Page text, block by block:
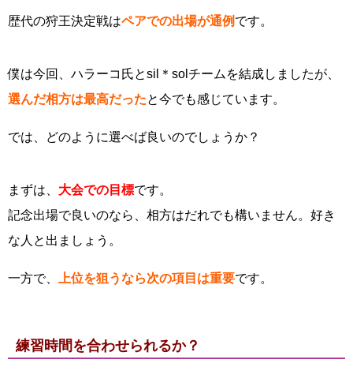
歴代の狩王決定戦はペアでの出場が通例 です。
僕は今回、ハラーコ氏とsil＊solチームを結成しましたが、
選んだ相方は最高だったと今でも感じています。
では、どのように選べば良いのでしょうか？
まずは、 大会での目標です。
記念出場で良いのなら、相方はだれでも構いません。好き
な人と出ましょう。
一方で、 上位を狙うなら次の項目は重要です。
練習時間を合わせられるか？